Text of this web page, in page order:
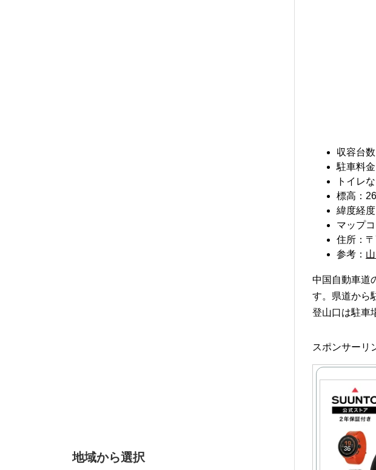
収容台
駐車料
トイレ
標高：
緯度経度
マップ
住所：
参考：
中国自動車道
す。県道から
登山口は駐車
スポンサーリ
地域から選択